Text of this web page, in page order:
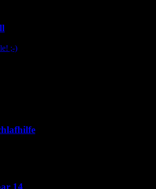
;-)
14